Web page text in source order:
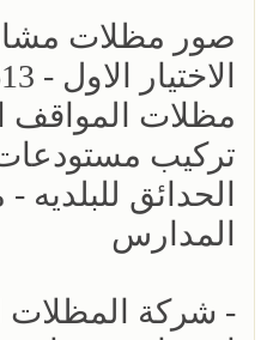
صور مظلات
مظلات المواقف
تركيب
الحدائق
المدارس
- شركة المظلات